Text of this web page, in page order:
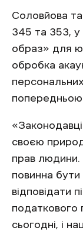
Соловйова
345 та 353, у
образ» для
обробка
попередньою
своєю
прав людини.
повинна
відповідати
податкового
сьогодні, і